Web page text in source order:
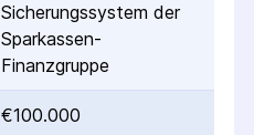
Sicherungssystem der
Sparkassen-
Finanzgruppe
€100.000